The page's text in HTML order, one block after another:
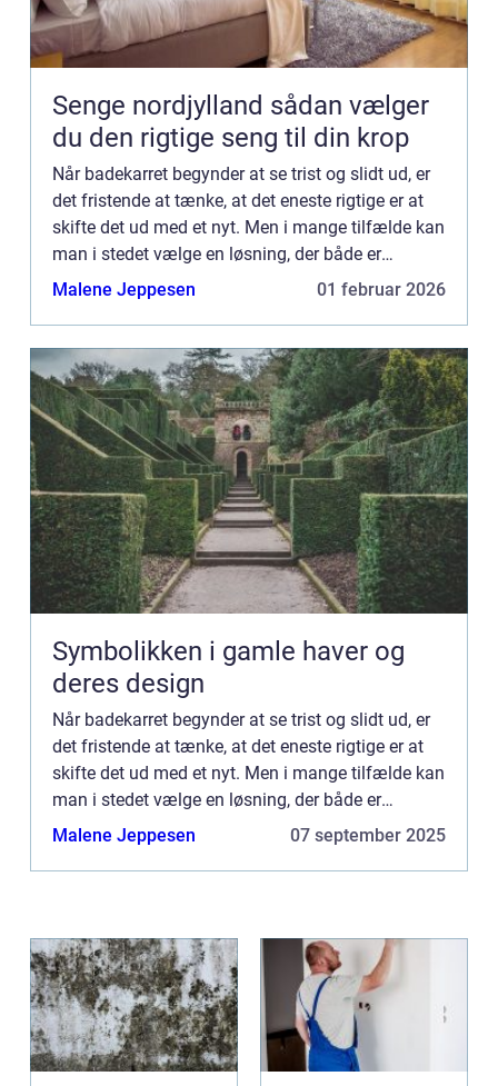
Senge nordjylland sådan vælger
du den rigtige seng til din krop
Når badekarret begynder at se trist og slidt ud, er
det fristende at tænke, at det eneste rigtige er at
skifte det ud med et nyt. Men i mange tilfælde kan
man i stedet vælge en løsning, der både er
billigere, mere...
Malene Jeppesen 01 februar 2026
Symbolikken i gamle haver og
deres design
Når badekarret begynder at se trist og slidt ud, er
det fristende at tænke, at det eneste rigtige er at
skifte det ud med et nyt. Men i mange tilfælde kan
man i stedet vælge en løsning, der både er
billigere, mere...
Malene Jeppesen 07 september 2025